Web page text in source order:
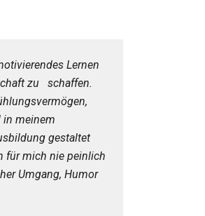
Lernen
zu schaffen.
in meinem
gestaltet
für mich nie peinlich
Umgang, Humor